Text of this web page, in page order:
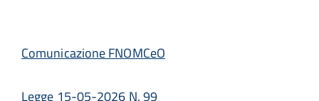
Comunicazione FNOMCeO
Legge 15-05-2026 N. 99